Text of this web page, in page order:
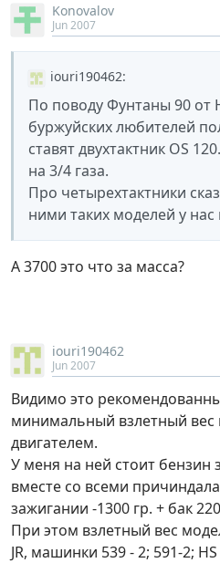
Konovalov
Jun 2007
iouri190462:
По поводу Фунтаны 90 от
буржуйских любителей
ставят двухтактник OS
на 3/4 газа.
Про четырехтактники
ними таких моделей у нас
А 3700 это что за масса?
iouri190462
Jun 2007
Видимо это
минимальный взлетный
двигателем.
У меня на ней стоит бензин
вместе со всеми
зажигании -1300 гр. + бак
При этом взлетный вес
JR, машинки 539 - 2; 591-2;